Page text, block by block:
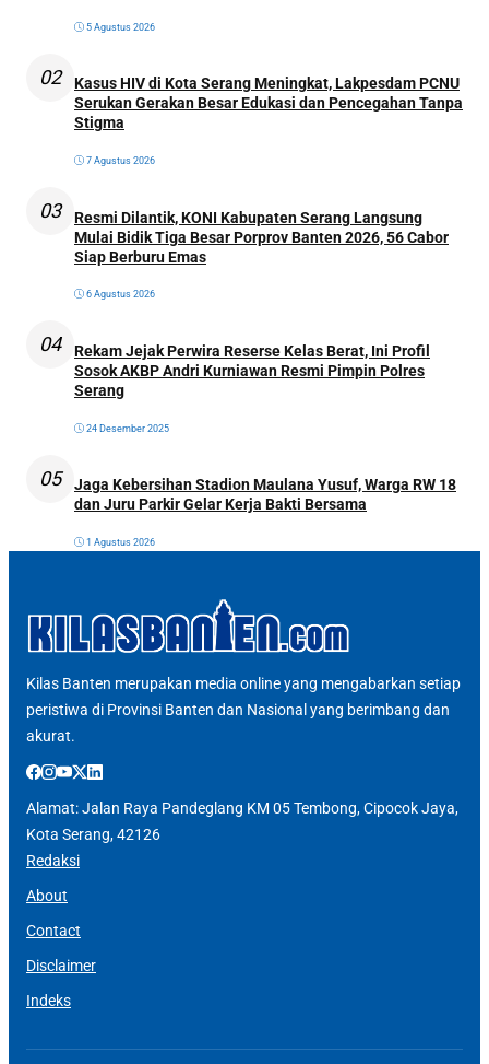
5 Agustus 2026
02
Kasus HIV di Kota Serang Meningkat, Lakpesdam PCNU
Serukan Gerakan Besar Edukasi dan Pencegahan Tanpa
Stigma
7 Agustus 2026
03
Resmi Dilantik, KONI Kabupaten Serang Langsung
Mulai Bidik Tiga Besar Porprov Banten 2026, 56 Cabor
Siap Berburu Emas
6 Agustus 2026
04
Rekam Jejak Perwira Reserse Kelas Berat, Ini Profil
Sosok AKBP Andri Kurniawan Resmi Pimpin Polres
Serang
24 Desember 2025
05
Jaga Kebersihan Stadion Maulana Yusuf, Warga RW 18
dan Juru Parkir Gelar Kerja Bakti Bersama
1 Agustus 2026
Kilas Banten merupakan media online yang mengabarkan setiap
peristiwa di Provinsi Banten dan Nasional yang berimbang dan
akurat.
Alamat: Jalan Raya Pandeglang KM 05 Tembong, Cipocok Jaya,
Kota Serang, 42126
Redaksi
About
Contact
Disclaimer
Indeks